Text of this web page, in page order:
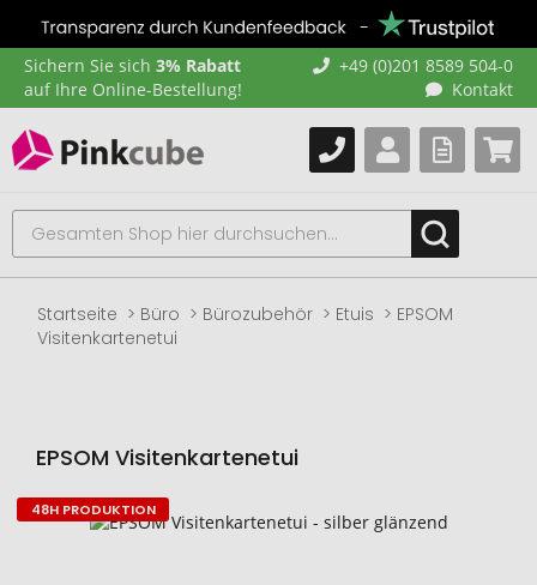
Sichern Sie sich 3% Rabatt
auf Ihre Online-Bestellung!
+49 (0)201 8589 504-0
Kontakt
Startseite Büro Bürozubehör Etuis
EPSOM
Visitenkartenetui
EPSOM Visitenkartenetui
Zum
48H PRODUKTION